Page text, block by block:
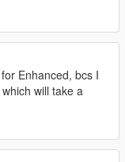
Enhanced, bcs I
will take a